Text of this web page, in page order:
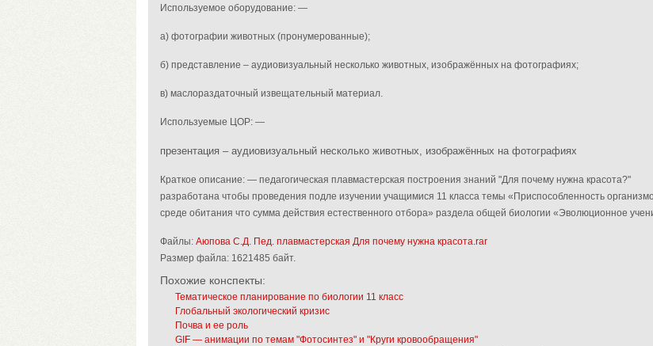
Используемое оборудование: —
а) фотографии животных (пронумерованные);
б) представление – аудиовизуальный несколько животных, изображённых на фотографиях;
в) маслораздаточный извещательный материал.
Используемые ЦОР: —
презентация – аудиовизуальный несколько животных, изображённых на фотографиях
Краткое описание: — педагогическая плавмастерская построения знаний "Для почему нужна красота?"
разработана чтобы проведения подле изучении учащимися 11 класса темы «Приспособленность
среде обитания что сумма действия естественного отбора» раздела общей биологии «Эволюционное
Файлы: Аюпова С.Д. Пед. плавмастерская Для почему нужна красота.rar
Размер файла: 1621485 байт.
Похожие конспекты:
Тематическое планирование по биологии 11 класс
Глобальный экологический кризис
Почва и ее роль
GIF — анимации по темам "Фотосинтез" и "Круги кровообращения"